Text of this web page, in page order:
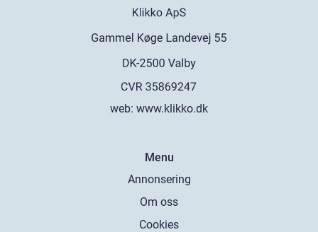
web: www.klikko.dk
Menu
Annonsering
Om oss
Cookies